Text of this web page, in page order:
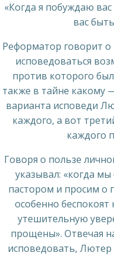
«Когда я побуждаю
вас
Реформатор говорит о
исповедоваться
против которого
также в тайне какому
варианта исповеди
каждого, а вот
каждого
Говоря о пользе
указывал: «когда
пастором и просим о
особенно
утешительную
прощены». Отвечая
исповедовать, Лютер